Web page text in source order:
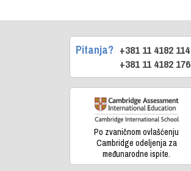
Pitanja? +381 11 4182 114
+381 11 4182 176
Po zvaničnom ovlašćenju
Cambridge odeljenja za
međunarodne ispite.